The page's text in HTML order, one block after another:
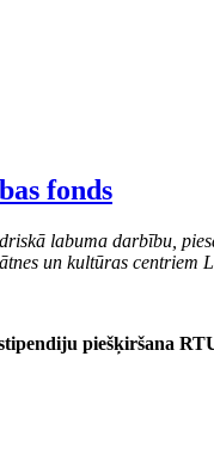
fonds
labuma darbību,
un kultūras centriem
piešķiršana